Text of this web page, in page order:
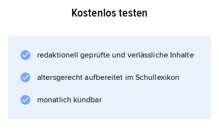
innerhalb oder außerhalb des Gleises
gefährdeten Stellen wie auf Brücken oder
Die Rillenweite (Abstand zwischen den
Fahrschiene) beträgt mindestens 180 mm.
Kostenlos testen
redaktionell geprüfte und verlässliche Inhalte
altersgerecht aufbereitet im Schullexikon
monatlich kündbar